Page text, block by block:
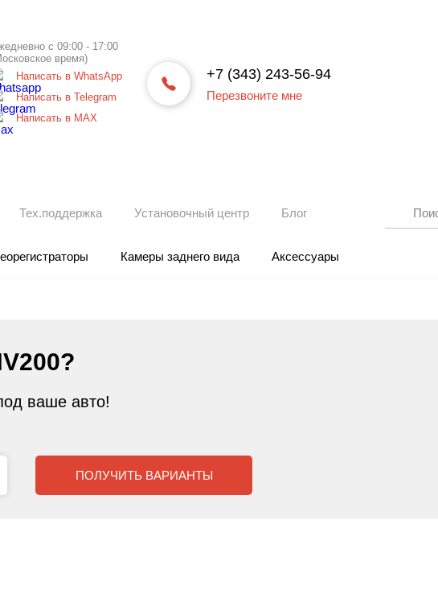
с 09:00 - 17:00
время)
Написать в WhatsApp
Написать в Telegram
Написать в МАХ
+7 (343) 243-56-94
Перезвоните мне
Тех.поддержка Установочный центр Блог
Камеры заднего вида Аксессуары
ваше авто!
ПОЛУЧИТЬ ВАРИАНТЫ